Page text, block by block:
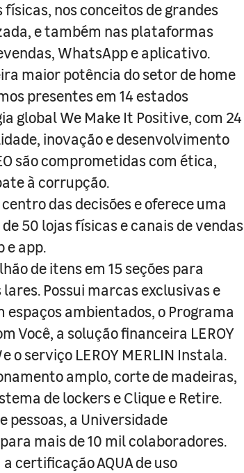
nos conceitos de grandes
e também nas plataformas
WhatsApp e aplicativo.
maior potência do setor de home
presentes em 14 estados
global We Make It Positive, com 24
inovação e desenvolvimento
são comprometidas com ética,
à corrupção.
das decisões e oferece uma
50 lojas físicas e canais de vendas
e app.
de itens em 15 seções para
Possui marcas exclusivas e
ambientados, o Programa
Você, a solução financeira LEROY
e o serviço LEROY MERLIN Instala.
amplo, corte de madeiras,
de lockers e Clique e Retire.
pessoas, a Universidade
mais de 10 mil colaboradores.
certificação AQUA de uso